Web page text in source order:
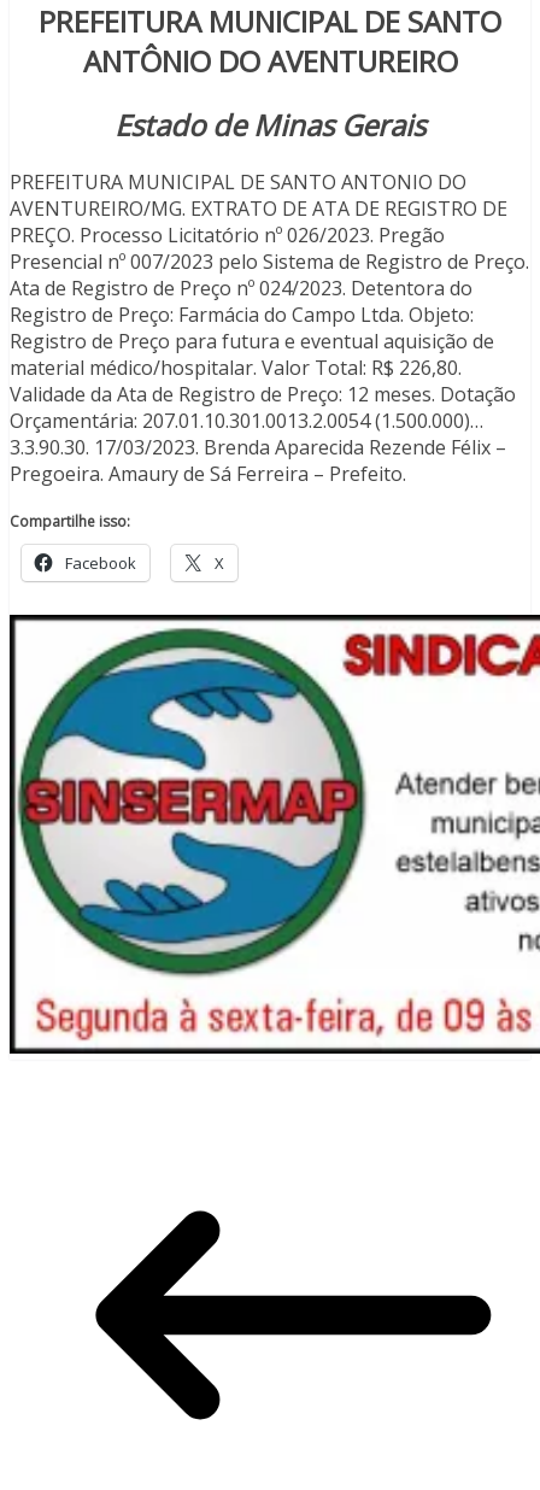
PREFEITURA MUNICIPAL DE SANTO
ANTÔNIO DO AVENTUREIRO
Estado de Minas Gerais
PREFEITURA MUNICIPAL DE SANTO ANTONIO DO
AVENTUREIRO/MG. EXTRATO DE ATA DE REGISTRO DE
PREÇO. Processo Licitatório nº 026/2023. Pregão
Presencial nº 007/2023 pelo Sistema de Registro de Preço.
Ata de Registro de Preço nº 024/2023. Detentora do
Registro de Preço: Farmácia do Campo Ltda. Objeto:
Registro de Preço para futura e eventual aquisição de
material médico/hospitalar. Valor Total: R$ 226,80.
Validade da Ata de Registro de Preço: 12 meses. Dotação
Orçamentária: 207.01.10.301.0013.2.0054 (1.500.000)…
3.3.90.30. 17/03/2023. Brenda Aparecida Rezende Félix –
Pregoeira. Amaury de Sá Ferreira – Prefeito.
Compartilhe isso:
Facebook X